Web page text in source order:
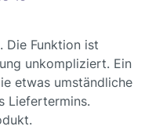
von 4 von 5 Sternen
Die Funktion ist
unkompliziert. Ein
etwas umständliche
Liefertermins.